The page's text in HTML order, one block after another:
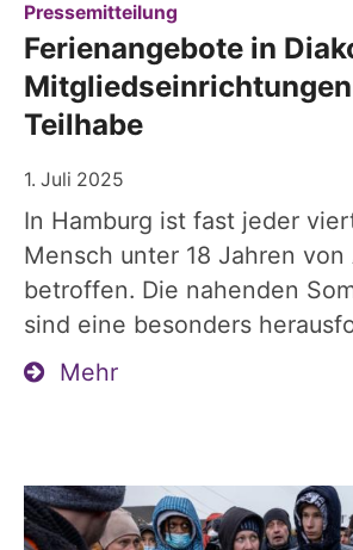
Pressemitteilung
Ferienangebote in
Teilhabe
1. Juli 2025
In Hamburg ist fast jeder
Mensch unter 18 Jahren von
betroffen. Die nahenden
sind eine besonders
Mehr